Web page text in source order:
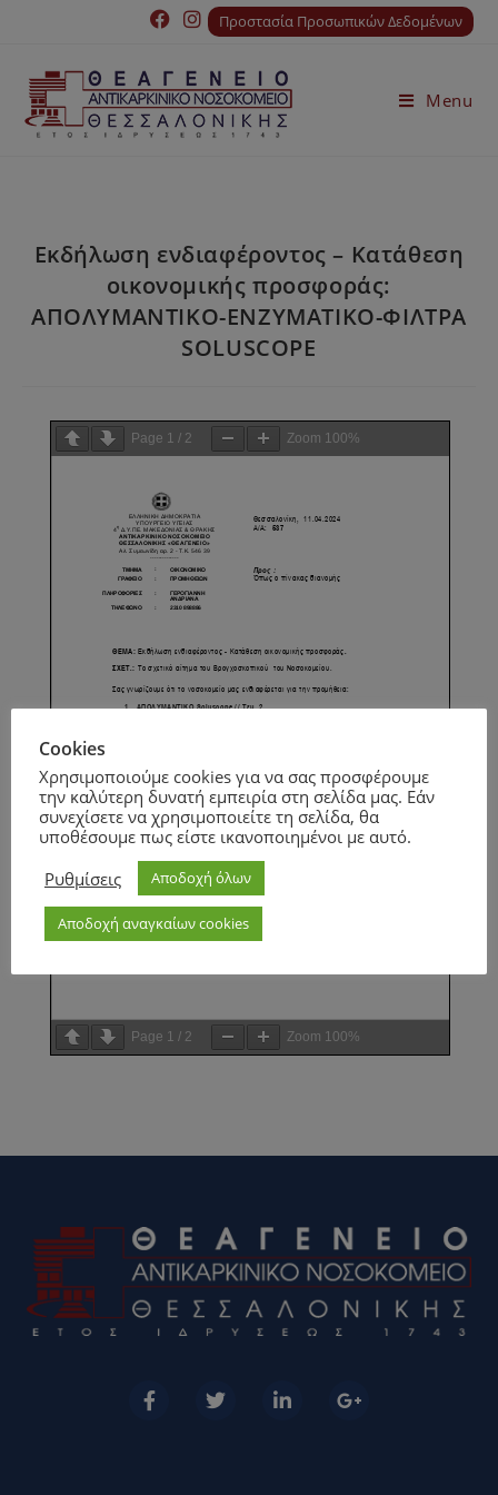
Προστασία Προσωπικών Δεδομένων
Menu
Εκδήλωση ενδιαφέροντος – Κατάθεση
οικονομικής προσφοράς:
ΑΠΟΛΥΜΑΝΤΙΚΟ-ΕΝΖΥΜΑΤΙΚΟ-ΦΙΛΤΡΑ
SOLUSCOPE
Page 1 / 2 Zoom 100%
Page 1 / 2 Zoom 100%
Cookies
Χρησιμοποιούμε cookies για να σας προσφέρουμε
την καλύτερη δυνατή εμπειρία στη σελίδα μας. Εάν
συνεχίσετε να χρησιμοποιείτε τη σελίδα, θα
υποθέσουμε πως είστε ικανοποιημένοι με αυτό.
Ρυθμίσεις
Αποδοχή όλων
Αποδοχή αναγκαίων cookies